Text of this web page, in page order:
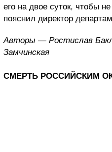
его на двое суток, чтобы
пояснил директор
Авторы — Ростислав
Замчинская
СМЕРТЬ РОССИЙСКИМ